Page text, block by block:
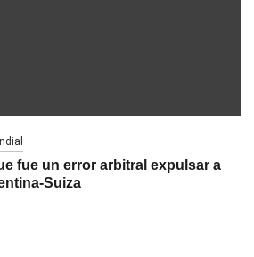
fue un error arbitral expulsar a
Suiza